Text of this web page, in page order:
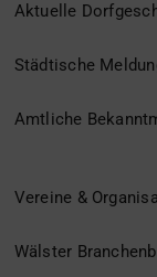
Aktuelle
Städtische
Amtliche
Vereine &
Wälster